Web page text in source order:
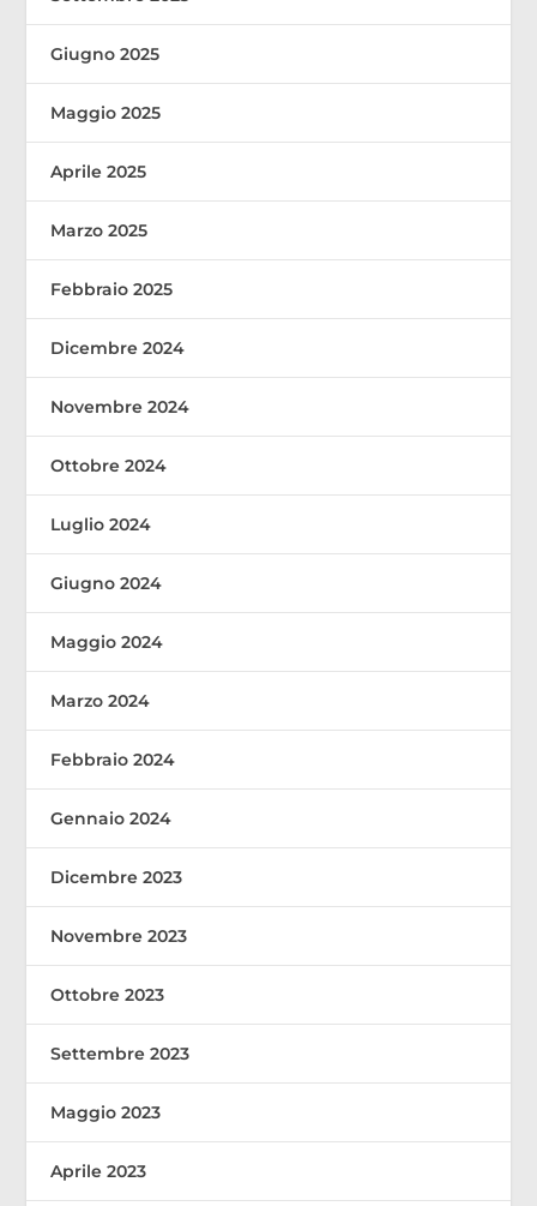
Giugno 2025
Maggio 2025
Aprile 2025
Marzo 2025
Febbraio 2025
Dicembre 2024
Novembre 2024
Ottobre 2024
Luglio 2024
Giugno 2024
Maggio 2024
Marzo 2024
Febbraio 2024
Gennaio 2024
Dicembre 2023
Novembre 2023
Ottobre 2023
Settembre 2023
Maggio 2023
Aprile 2023